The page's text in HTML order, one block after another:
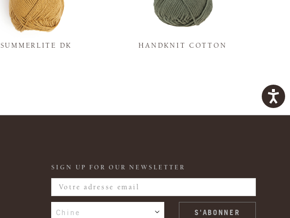
SUMMERLITE DK HANDKNIT COTTON
SIGN UP FOR OUR NEWSLETTER
Chine